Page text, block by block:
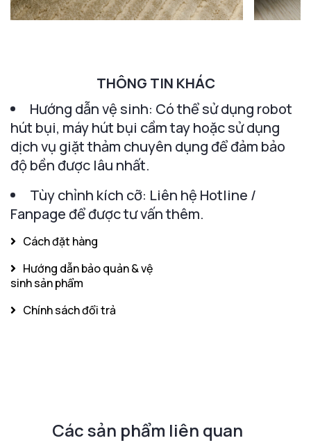
THÔNG TIN KHÁC
Hướng dẫn vệ sinh: Có thể sử dụng robot
hút bụi, máy hút bụi cầm tay hoặc sử dụng
dịch vụ giặt thảm chuyên dụng để đảm bảo
độ bền được lâu nhất.
Tùy chỉnh kích cỡ: Liên hệ Hotline /
Fanpage để được tư vấn thêm.
Cách đặt hàng
Hướng dẫn bảo quản & vệ
sinh sản phẩm
Chính sách đổi trả
Các sản phẩm liên quan